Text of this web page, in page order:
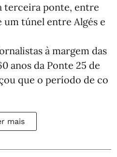
terceira ponte, entre
um túnel entre Algés e
à margem das
anos da Ponte 25 de
que o período de co
mais